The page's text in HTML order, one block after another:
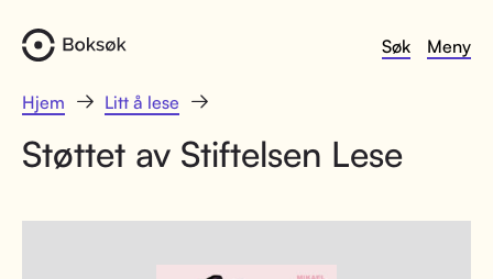
Søk Meny
Hjem Litt å lese
Støttet av Stiftelsen Lese